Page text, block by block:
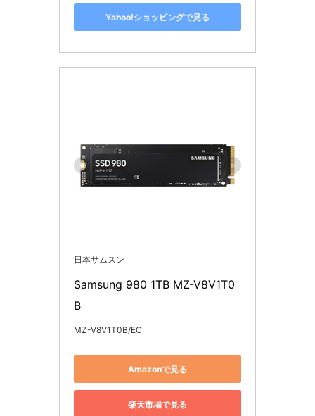
Yahoo!ショッピングで見る
日本サムスン
Samsung 980 1TB MZ-V8V1T0
B
MZ-V8V1T0B/EC
Amazonで見る
楽天市場で見る